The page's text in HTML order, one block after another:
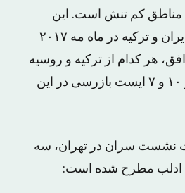
مناطق کم تنش است. این
توافق میان روسیه و ایران و ترکیه در ماه مه ۲۰۱۷
هر کدام از ترکیه و روسیه
و ایران به ترتیب ۱۲ و ۱۰ و ۷ ایست بازرسی در این
نشست سران در تهران، سه
ادلب مطرح شده است: